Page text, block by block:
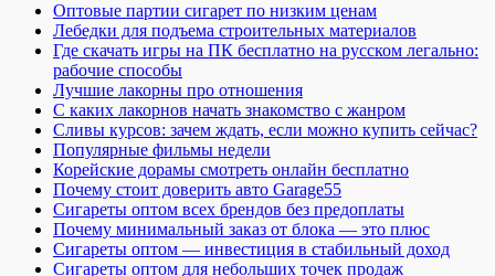
Оптовые партии сигарет по низким ценам
Лебедки для подъема строительных материалов
Где скачать игры на ПК бесплатно на русском легально:
рабочие способы
Лучшие лакорны про отношения
С каких лакорнов начать знакомство с жанром
Сливы курсов: зачем ждать, если можно купить сейчас?
Популярные фильмы недели
Корейские дорамы смотреть онлайн бесплатно
Почему стоит доверить авто Garage55
Сигареты оптом всех брендов без предоплаты
Почему минимальный заказ от блока — это плюс
Сигареты оптом — инвестиция в стабильный доход
Сигареты оптом для небольших точек продаж